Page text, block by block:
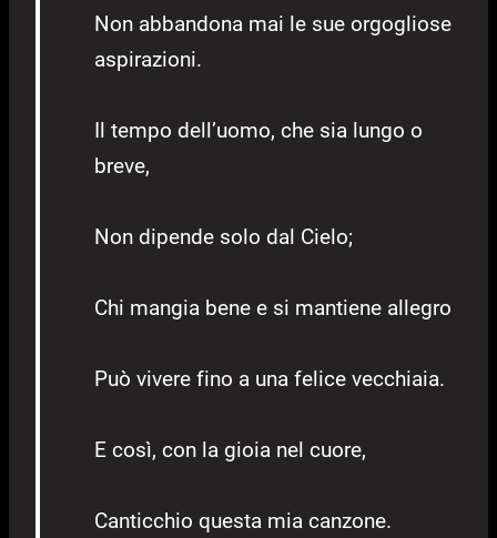
Non abbandona mai le sue orgogliose
aspirazioni.
Il tempo dell’uomo, che sia lungo o
breve,
Non dipende solo dal Cielo;
Chi mangia bene e si mantiene allegro
Può vivere fino a una felice vecchiaia.
E così, con la gioia nel cuore,
Canticchio questa mia canzone.